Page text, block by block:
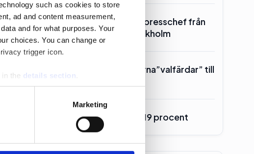
such as cookies to store
ad and content measurement,
and for what purposes. Your
choices. You can change or
trigger icon.
the details section
partners who may combine it with
of their services.
Marketing
700
SKR hämtar presschef från
Region Stockholm
Toppolitikerna”valfärdar” till
Burson upp 19 procent